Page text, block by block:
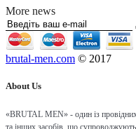
More news
brutal-men.com © 2017
About Us
«BRUTAL MEN» - один із